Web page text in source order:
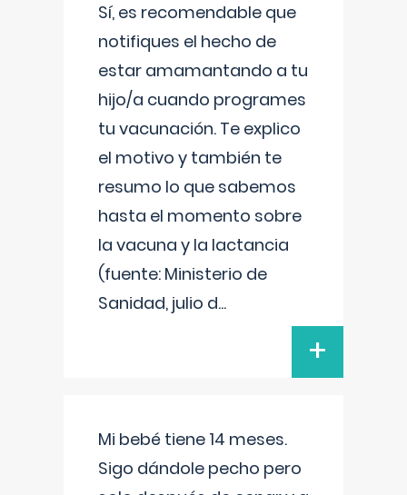
Sí, es recomendable que
notifiques el hecho de
estar amamantando a tu
hijo/a cuando programes
tu vacunación. Te explico
el motivo y también te
resumo lo que sabemos
hasta el momento sobre
la vacuna y la lactancia
(fuente: Ministerio de
Sanidad, julio d...
+
Mi bebé tiene 14 meses.
Sigo dándole pecho pero